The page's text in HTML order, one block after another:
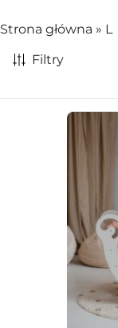
Strona główna » L
Filtry